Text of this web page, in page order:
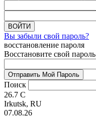
Вы забыли свой пароль?
восстановление пароля
Восстановите свой пароль
Поиск
26.7 C
Irkutsk, RU
07.08.26